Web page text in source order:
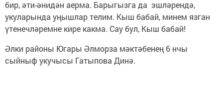
бир, әти-әнидән аерма. Барыгызга да эшләрендә,
укуларында уңышлар телим. Кыш бабай, минем язган
үтенечләремне кире какма. Сау бул, Кыш бабай!
Әлки районы Югары Әлморза мәктәбенең 6 нчы
сыйныф укучысы Гатыпова Динә.